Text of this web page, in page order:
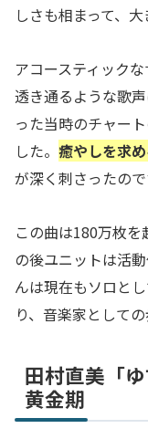
しさも相まって、
アコースティック
透き通るような歌
った当時のチャー
した。 癒やしを求
が深く刺さったので
この曲は180万枚
の後ユニットは活
んは現在もソロと
り、音楽家として
田村直美「
黄金期